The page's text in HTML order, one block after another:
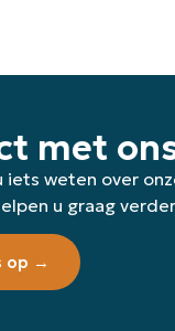
met
weten over
u graag
op →